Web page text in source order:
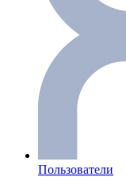
Пользователи